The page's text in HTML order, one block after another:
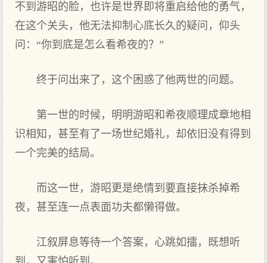
不到游昭的脸，也许是世界即将重启给他的勇气，
在这个关头，他无法抑制心底长久的疑问，仰头
问：“你到底是怎么看希夜的？”
终于问出来了，这个困惑了他两世的问题。
第一世的时候，明明游昭和希夜顺理成章地相
识相知，甚至有了一场世纪婚礼，却依旧没有得到
一个完美的结局。
而这一世，游昭更是绝情到要直接抹杀掉希
夜，甚至连一点表面功夫都懒得做。
江叙屏息等待一个答案，心跳如擂，既想听